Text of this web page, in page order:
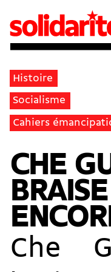
Histoire
Socialisme
Cahiers
CHE
Che